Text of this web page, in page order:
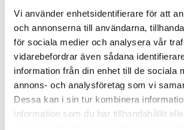
Vi använder enhetsidentifierare för att
och annonserna till användarna,
för sociala medier och analysera vår
vidarebefordrar även sådana
information från din enhet till de sociala
annons- och analysföretag som vi
Dessa kan i sin tur kombinera
information som du har tillhandahållit
Spara mitt namn, min e-postadress
denna webbläsare till nästa gång jag
kommentar.
Belid är en av Sveriges främsta
högkvalitativ belysning, känd för
skandinaviska formspråk och
utformade design. Belid
Varberg och har sedan dess
bli en ledande aktör inom
och offentlig miljö. Alla lampor
deras egen fabrik i Sverige, vilket